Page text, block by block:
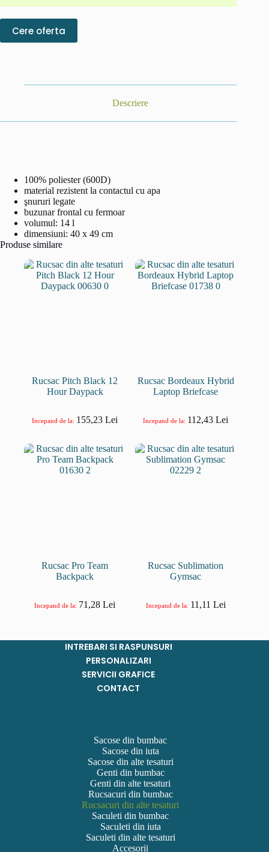
Cere oferta
Descriere
100% poliester (600D)
material rezistent la contactul cu apa
şnururi legate
buzunar frontal cu fermoar
volumul: 14 l
dimensiuni: 40 x 49 cm
Produse similare
Rucsac Pitch Black 12
Hour Daypack
Incepand de la: 155,23Lei
Rucsac Bordeaux Hybrid
Laptop Briefcase
Incepand de la: 112,43Lei
Rucsac Pro Team
Backpack
Incepand de la: 71,28Lei
Rucsac Sublimation
Gymsac
Incepand de la: 11,11 Lei
INTREBARI SI RASPUNSURI
PERSONALIZARI
SERVICII GRAFICE
CONTACT
Sacose din bumbac
Sacose din iuta
Sacose din alte tesaturi
Genti din bumbac
Genti din alte tesaturi
Rucsacuri din bumbac
Rucsacuri din alte tesaturi
Saculeti din bumbac
Saculeti din iuta
Saculeti din alte tesaturi
Accesorii